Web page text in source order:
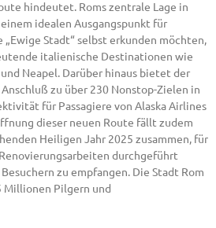
hindeutet. Roms zentrale Lage in
idealen Ausgangspunkt für
„Ewige Stadt“ selbst erkunden möchten,
italienische Destinationen wie
Neapel. Darüber hinaus bietet der
zu über 230 Nonstop-Zielen in
für Passagiere von Alaska Airlines
dieser neuen Route fällt zudem
Heiligen Jahr 2025 zusammen, für
durchgeführt
zu empfangen. Die Stadt Rom
Millionen Pilgern und